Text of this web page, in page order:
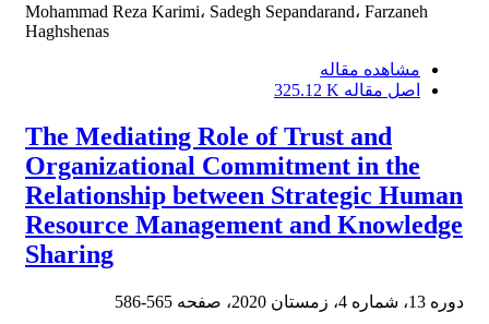
Mohammad Reza Karimi، Sadegh Sepandarand، Farzaneh
Haghshenas
مشاهده مقاله
اصل مقاله 325.12 K
The Mediating Role of Trust and
Organizational Commitment in the
Relationship between Strategic Human
Resource Management and Knowledge
Sharing
دوره 13، شماره 4، زمستان 2020، صفحه 565-586